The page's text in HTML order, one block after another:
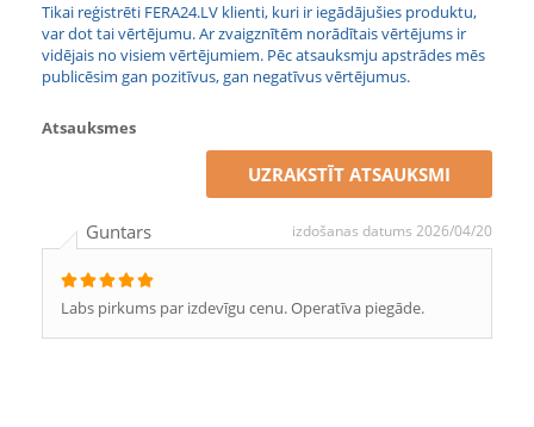
Tikai reģistrēti FERA24.LV klienti, kuri ir iegādājušies produktu,
var dot tai vērtējumu. Ar zvaigznītēm norādītais vērtējums ir
vidējais no visiem vērtējumiem. Pēc atsauksmju apstrādes mēs
publicēsim gan pozitīvus, gan negatīvus vērtējumus.
Atsauksmes
UZRAKSTĪT ATSAUKSMI
Guntars izdošanas datums 2026/04/20
Labs pirkums par izdevīgu cenu. Operatīva piegāde.